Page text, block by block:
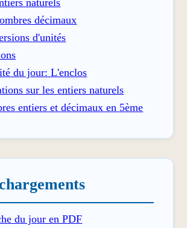
naturels
décimaux
d'unités
du jour: L'enclos
sur les entiers naturels
entiers et décimaux en 5ème
du jour en PDF